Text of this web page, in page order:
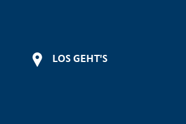
LOS GEHT'S